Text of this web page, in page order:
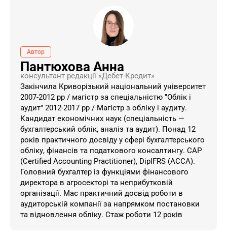
Автор
Пантюхова Анна
консультант редакції «Дебет-Кредит»
Закінчила Криворізький національний університет
2007-2012 рр / магістр за спеціальністю "Облік і
аудит" 2012-2017 рр / Магістр з обліку і аудиту.
Кандидат економічних наук (спеціальність —
бухгалтерський облік, аналіз та аудит). Понад 12
років практичного досвіду у сфері бухгалтерського
обліку, фінансів та податкового консалтингу. CAP
(Certified Accounting Practitioner), DipIFRS (ACCA).
Головний бухгалтер із функціями фінансового
директора в агросекторі та неприбутковій
організації. Має практичний досвід роботи в
аудиторській компанії за напрямком постановки
та відновлення обліку. Стаж роботи 12 років